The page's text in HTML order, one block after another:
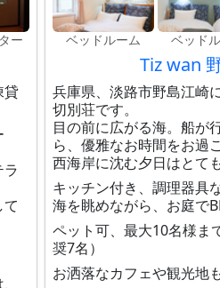
ー
貸
ベッドルーム ベッド
Tiz wan
兵庫県、淡路市野島江崎
切別荘です。
目の前に広がる海。船が
ら、優雅なお時間をお過
西海岸に沈む夕日はとて
キッチン付き、調理器具
海を眺めながら、お庭で
ペット可、最大10名様ま
奨7名）
お洒落なカフェや観光地